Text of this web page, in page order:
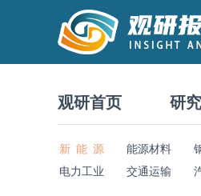
观研首页 研
新 能 源 能源材料
电力工业
交通运输